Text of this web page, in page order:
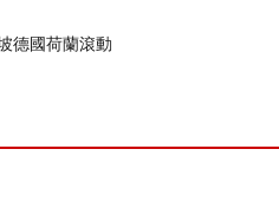
德國荷蘭滾動